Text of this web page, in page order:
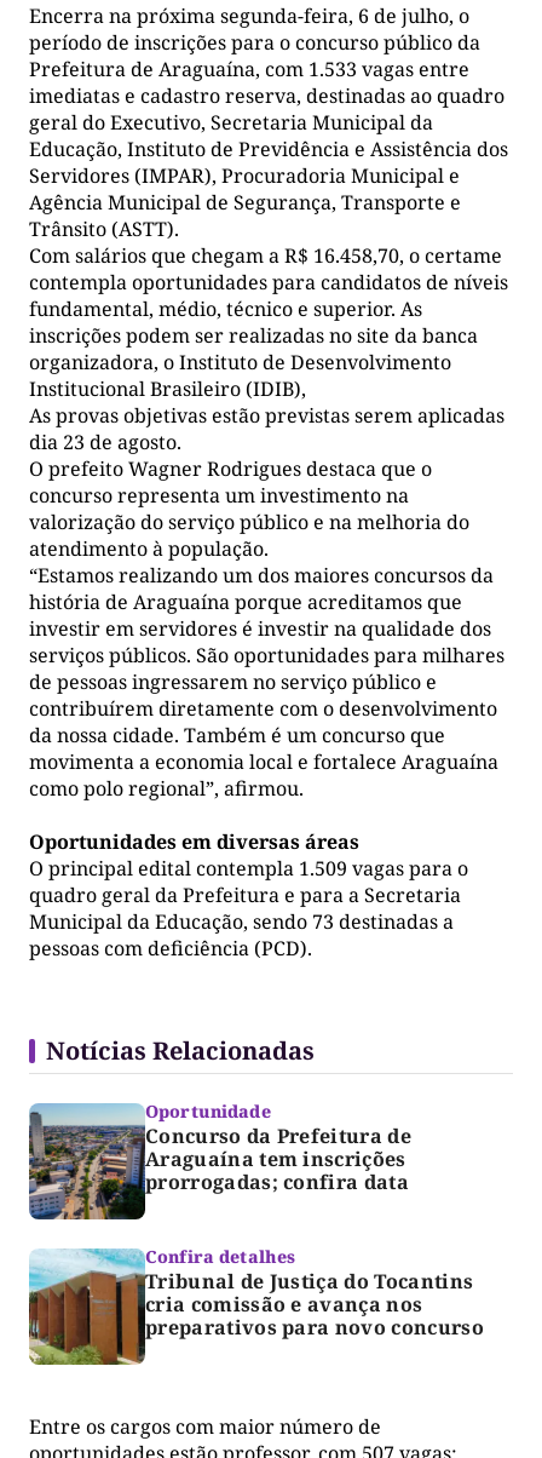
Encerra na próxima segunda-feira, 6 de julho, o
período de inscrições para o concurso público da
Prefeitura de Araguaína, com 1.533 vagas entre
imediatas e cadastro reserva, destinadas ao quadro
geral do Executivo, Secretaria Municipal da
Educação, Instituto de Previdência e Assistência dos
Servidores (IMPAR), Procuradoria Municipal e
Agência Municipal de Segurança, Transporte e
Trânsito (ASTT).
Com salários que chegam a R$ 16.458,70, o certame
contempla oportunidades para candidatos de níveis
fundamental, médio, técnico e superior. As
inscrições podem ser realizadas no site da banca
organizadora, o Instituto de Desenvolvimento
Institucional Brasileiro (IDIB),
As provas objetivas estão previstas serem aplicadas
dia 23 de agosto.
O prefeito Wagner Rodrigues destaca que o
concurso representa um investimento na
valorização do serviço público e na melhoria do
atendimento à população.
“Estamos realizando um dos maiores concursos da
história de Araguaína porque acreditamos que
investir em servidores é investir na qualidade dos
serviços públicos. São oportunidades para milhares
de pessoas ingressarem no serviço público e
contribuírem diretamente com o desenvolvimento
da nossa cidade. Também é um concurso que
movimenta a economia local e fortalece Araguaína
como polo regional”, afirmou.
Oportunidades em diversas áreas
O principal edital contempla 1.509 vagas para o
quadro geral da Prefeitura e para a Secretaria
Municipal da Educação, sendo 73 destinadas a
pessoas com deficiência (PCD).
Notícias Relacionadas
Oportunidade
Concurso da Prefeitura de
Araguaína tem inscrições
prorrogadas; confira data
Confira detalhes
Tribunal de Justiça do Tocantins
cria comissão e avança nos
preparativos para novo concurso
Entre os cargos com maior número de